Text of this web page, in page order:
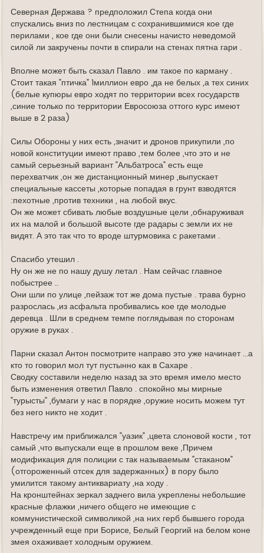
Северная Держава ? предположил Степа когда они
спускались вниз по лестницам с сохранившимися кое где
перилами , кое где они были снесены начисто неведомой
силой ли закручены почти в спирали на стенах пятна гари .
Вполне может быть сказал Павло . им такое по карману .
Стоит такая "птичка" 1миллион евро ,да не белых ,а тех синих
(белые купюры евро ходят по территории всех государств
,синие только по территории Евросоюза оттого курс имеют
выше в 2 раза)
Силы Обороны у них есть ,значит и дронов прикупили ,по
новой конституции имеют право ,тем более ,что это и не
самый серьезный вариант "Альбатроса" есть еще
перехватчик ,он же дистанционный минер ,выпускает
специальные кассеты ,которые попадая в грунт взводятся
:пехотные ,против техники , на любой вкус.
Он же может сбивать любые воздушные цели ,обнаруживая
их на малой и большой высоте где радары с земли их не
видят. А это так что то вроде штурмовика с ракетами .
Спасибо утешил .
Ну он же не по нашу душу летал . Нам сейчас главное
побыстрее ..
Они шли по улице ,пейзаж тот же дома пустые . трава бурно
разрослась ,из асфальта пробивались кое где молодые
деревца . Шли в среднем темпе поглядывая по сторонам
оружие в руках .
Парни сказал Антон посмотрите направо это уже начинает ...а
кто то говорил мол тут пустынно как в Сахаре .
Сводку составили неделю назад за это время имело место
быть изменения ответил Павло . спокойно мы мирные
"турысты" ,бумаги у нас в порядке ,оружие носить можем тут
без него никто не ходит .
Навстречу им приближался "уазик" ,цвета слоновой кости , тот
самый ,что выпускали еще в прошлом веке ,Причем
модификация для полиции с так называемым "стаканом"
(отгороженный отсек для задержанных) в пору было
умилится такому антиквариату ,на ходу .
На кронштейнах зеркал заднего вила укреплены небольшие
красные флажки ,ничего общего не имеющие с
коммунистической символикой ,на них герб бывшего города
учрежденный еще при Борисе, Белый Георгий на белом коне
змея охаживает холодным оружием.